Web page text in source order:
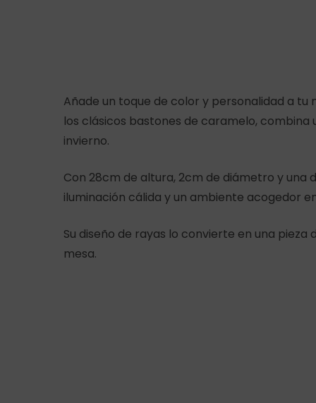
Añade un toque de color y personalidad a
los clásicos bastones de caramelo,
invierno.
Con 28cm de altura, 2cm de diámetro y
iluminación cálida y un ambiente acogedor
Su diseño de rayas lo convierte en una
mesa.